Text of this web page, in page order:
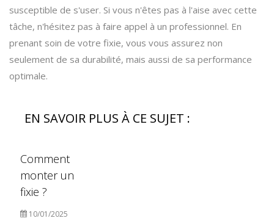
susceptible de s'user. Si vous n'êtes pas à l'aise avec cette
tâche, n'hésitez pas à faire appel à un professionnel. En
prenant soin de votre fixie, vous vous assurez non
seulement de sa durabilité, mais aussi de sa performance
optimale.
EN SAVOIR PLUS À CE SUJET :
Comment
monter un
fixie ?
10/01/2025